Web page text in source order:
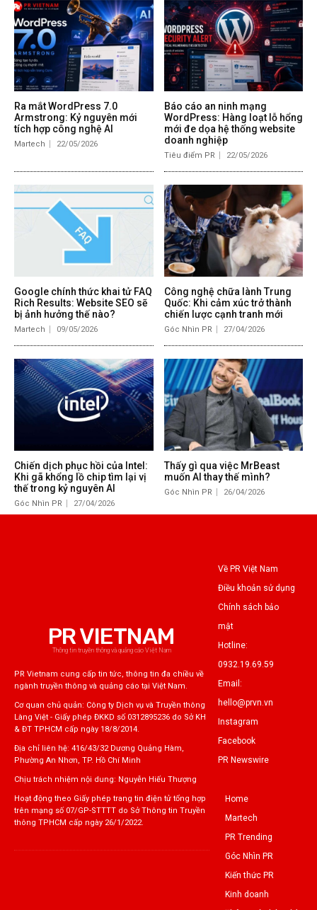
Ra mắt WordPress 7.0
Armstrong: Kỷ nguyên mới
tích hợp công nghệ AI
Martech 22/05/2026
Báo cáo an ninh mạng
WordPress: Hàng loạt lỗ hổng
mới đe dọa hệ thống website
doanh nghiệp
Tiêu điểm PR 22/05/2026
Google chính thức khai tử FAQ
Rich Results: Website SEO sẽ
bị ảnh hưởng thế nào?
Martech 09/05/2026
Công nghệ chữa lành Trung
Quốc: Khi cảm xúc trở thành
chiến lược cạnh tranh mới
Góc Nhìn PR 27/04/2026
Chiến dịch phục hồi của Intel:
Khi gã khổng lồ chip tìm lại vị
thế trong kỷ nguyên AI
Góc Nhìn PR 27/04/2026
Thấy gì qua việc MrBeast
muốn AI thay thế mình?
Góc Nhìn PR 26/04/2026
PR VIETNAM
Thông tin truyền thông và quảng cáo Việt Nam
PR Vietnam cung cấp tin tức, thông tin đa chiều về
ngành truyền thông và quảng cáo tại Việt Nam.
Cơ quan chủ quản: Công ty Dịch vụ và Truyền thông
Làng Việt - Giấy phép ĐKKD số 0312895236 do Sở KH
& ĐT TPHCM cấp ngày 18/8/2014.
Địa chỉ liên hệ: 416/43/32 Dương Quảng Hàm,
Phường An Nhơn, TP. Hồ Chí Minh
Chịu trách nhiệm nội dung: Nguyễn Hiếu Thượng
Hoạt động theo Giấy phép trang tin điện tử tổng hợp
trên mạng số 07/GP-STTTT do Sở Thông tin Truyền
thông TPHCM cấp ngày 26/1/2022.
Về PR Việt Nam
Điều khoản sử dụng
Chính sách bảo
mật
Hotline:
0932.19.69.59
Email:
hello@prvn.vn
Instagram
Facebook
PR Newswire
Home
Martech
PR Trending
Góc Nhìn PR
Kiến thức PR
Kinh doanh